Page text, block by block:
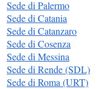
Sede di Palermo
Sede di Catania
Sede di Catanzaro
Sede di Cosenza
Sede di Messina
Sede di Rende (SDL)
Sede di Roma (URT)